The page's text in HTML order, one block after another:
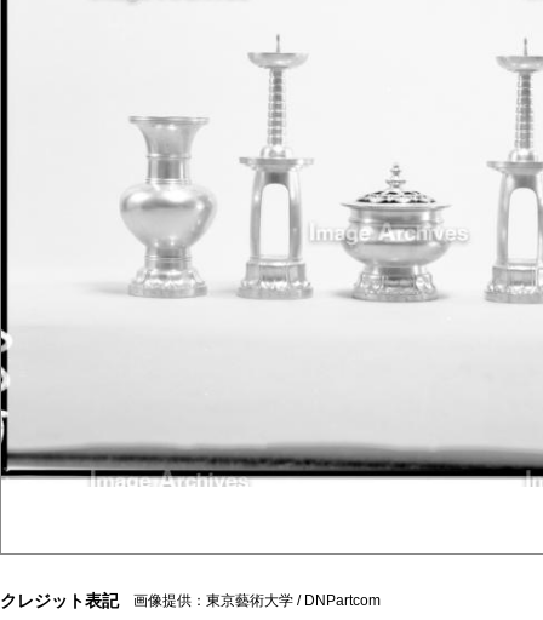
クレジット表記 画像提供：東京藝術大学 / DNPartcom